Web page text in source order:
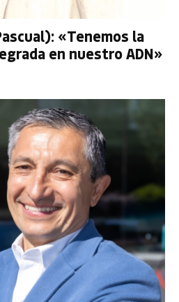
«Tenemos la
en nuestro ADN»